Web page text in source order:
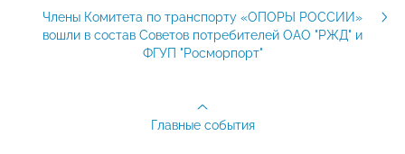
Члены Комитета по транспорту «ОПОРЫ РОССИИ»
вошли в состав Советов потребителей ОАО "РЖД" и
ФГУП "Росморпорт"
Главные события